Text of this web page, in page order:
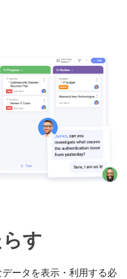
す
ータを表示・利用する必